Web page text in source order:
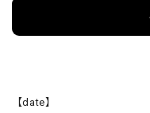
【date】